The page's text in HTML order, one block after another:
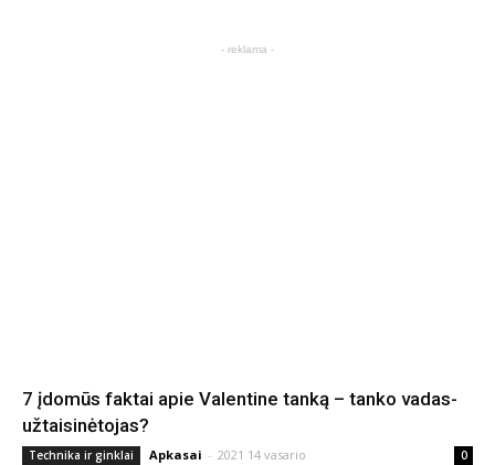
- reklama -
7 įdomūs faktai apie Valentine tanką – tanko vadas-
užtaisinėtojas?
Technika ir ginklai Apkasai - 2021 14 vasario 0